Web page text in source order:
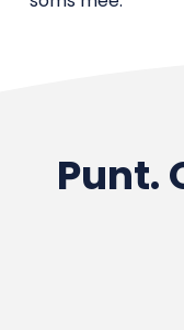
Punt.